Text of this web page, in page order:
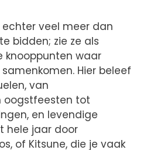
echter veel meer dan
bidden; zie ze als
knooppunten waar
Hier beleef
van
oogstfeesten tot
en levendige
hele jaar door
of Kitsune, die je vaak